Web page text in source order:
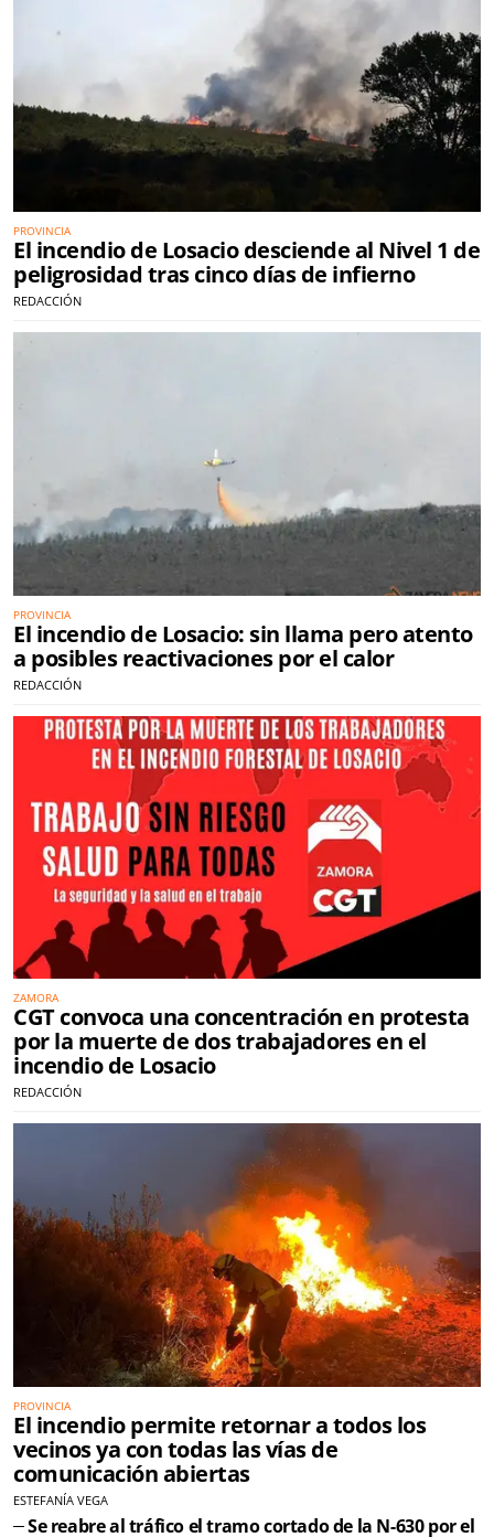
PROVINCIA
El incendio de Losacio desciende al Nivel 1 de
peligrosidad tras cinco días de infierno
REDACCIÓN
PROVINCIA
El incendio de Losacio: sin llama pero atento
a posibles reactivaciones por el calor
REDACCIÓN
ZAMORA
CGT convoca una concentración en protesta
por la muerte de dos trabajadores en el
incendio de Losacio
REDACCIÓN
PROVINCIA
El incendio permite retornar a todos los
vecinos ya con todas las vías de
comunicación abiertas
ESTEFANÍA VEGA
Se reabre al tráfico el tramo cortado de la N-630 por el